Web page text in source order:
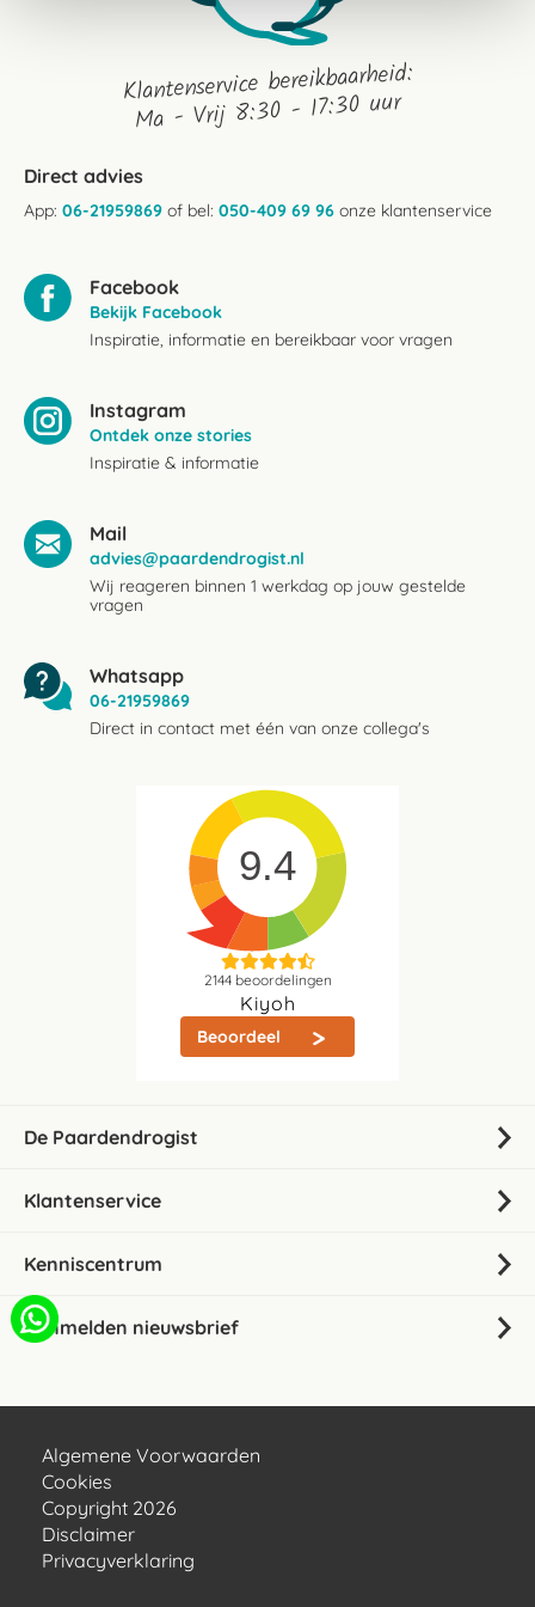
Klantenservice bereikbaarheid:
Ma - Vrij 8:30 - 17:30 uur
Direct advies
App: 06-21959869 of bel: 050-409 69 96 onze klantenservice
Facebook
Bekijk Facebook
Inspiratie, informatie en bereikbaar voor vragen
Instagram
Ontdek onze stories
Inspiratie & informatie
Mail
advies@paardendrogist.nl
Wij reageren binnen 1 werkdag op jouw gestelde
vragen
Whatsapp
06-21959869
Direct in contact met één van onze collega's
9.4
2144beoordelingen
Kiyoh
Beoordeel
De Paardendrogist
Klantenservice
Kenniscentrum
Aanmelden nieuwsbrief
Algemene Voorwaarden
Cookies
Copyright 2026
Disclaimer
Privacyverklaring